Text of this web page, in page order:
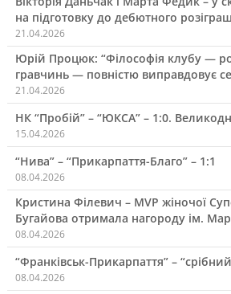
на підготовку до дебютного
21.04.2026
Юрій Процюк: “Філософія клубу —
гравчинь — повністю виправдовує
21.04.2026
НК “Пробій” – “ЮКСА” – 1:0.
15.04.2026
“Нива” – “Прикарпаття-Благо” – 1:1
08.04.2026
Кристина Філевич – MVP жіночої
Бугайова отримала нагороду ім.
08.04.2026
“Франківськ-Прикарпаття” –
08.04.2026